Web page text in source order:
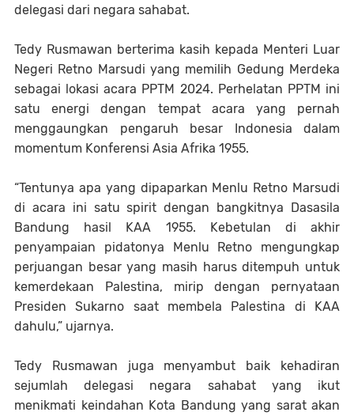
delegasi dari negara sahabat.
Tedy Rusmawan berterima kasih kepada Menteri Luar
Negeri Retno Marsudi yang memilih Gedung Merdeka
sebagai lokasi acara PPTM 2024. Perhelatan PPTM ini
satu energi dengan tempat acara yang pernah
menggaungkan pengaruh besar Indonesia dalam
momentum Konferensi Asia Afrika 1955.
“Tentunya apa yang dipaparkan Menlu Retno Marsudi
di acara ini satu spirit dengan bangkitnya Dasasila
Bandung hasil KAA 1955. Kebetulan di akhir
penyampaian pidatonya Menlu Retno mengungkap
perjuangan besar yang masih harus ditempuh untuk
kemerdekaan Palestina, mirip dengan pernyataan
Presiden Sukarno saat membela Palestina di KAA
dahulu,” ujarnya.
Tedy Rusmawan juga menyambut baik kehadiran
sejumlah delegasi negara sahabat yang ikut
menikmati keindahan Kota Bandung yang sarat akan